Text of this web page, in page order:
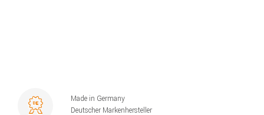
Made in Germany
Deutscher Markenhersteller